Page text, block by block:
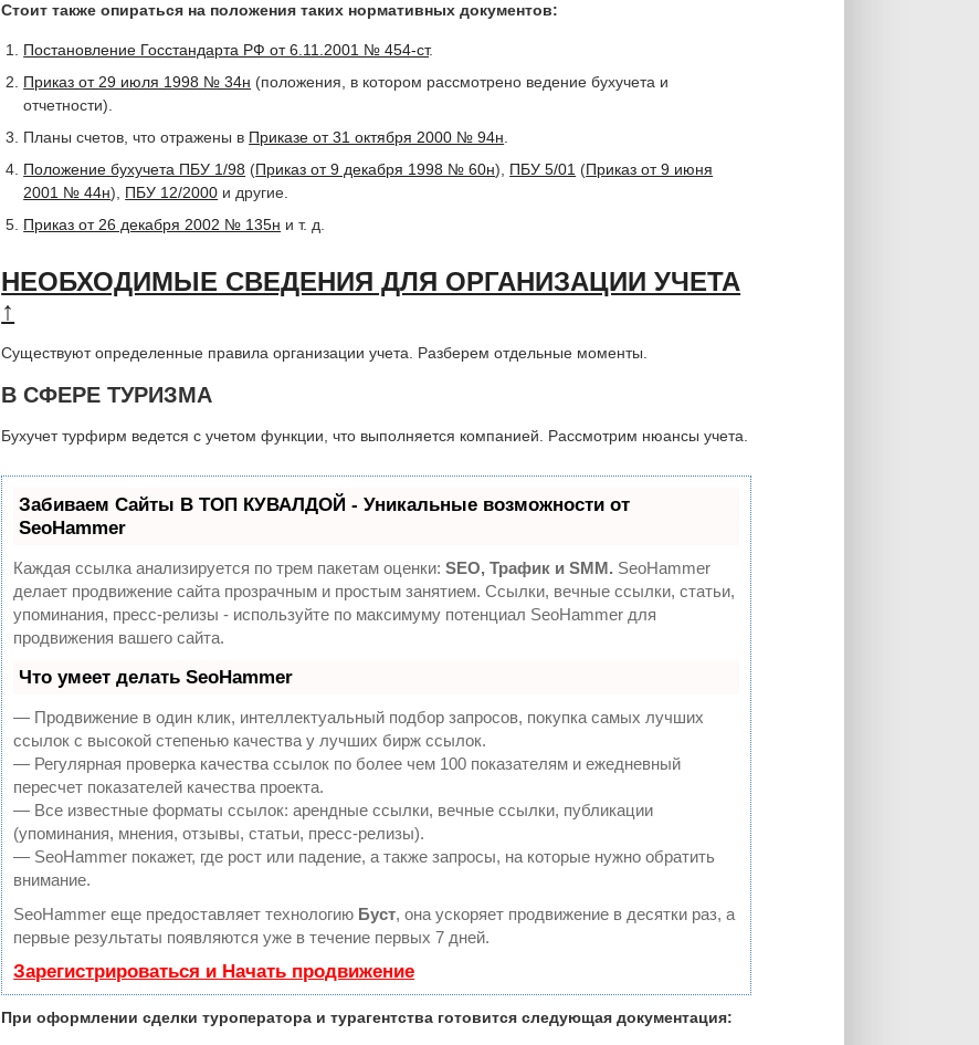
Стоит также опираться на положения таких нормативных документов:
Постановление Госстандарта РФ от 6.11.2001 № 454-ст.
Приказ от 29 июля 1998 № 34н (положения, в котором рассмотрено ведение бухучета и
отчетности).
Планы счетов, что отражены в Приказе от 31 октября 2000 № 94н
Положение бухучета ПБУ 1/98 (Приказ от 9 декабря 1998 № 60н), ПБУ 5/01 (Приказ от 9 июня
2001 № 44н), ПБУ 12/2000 и другие.
Приказ от 26 декабря 2002 № 135н и т. д.
НЕОБХОДИМЫЕ СВЕДЕНИЯ ДЛЯ ОРГАНИЗАЦИИ УЧЕТА
↑
Существуют определенные правила организации учета. Разберем отдельные моменты.
В СФЕРЕ ТУРИЗМА
Бухучет турфирм ведется с учетом функции, что выполняется компанией. Рассмотрим нюансы учета.
Забиваем Сайты В ТОП КУВАЛДОЙ - Уникальные возможности от
SeoHammer
Каждая ссылка анализируется по трем пакетам оценки:SEO, Трафик и SMM. SeoHammer
делает продвижение сайта прозрачным и простым занятием. Ссылки, вечные ссылки, статьи,
упоминания, пресс-релизы - используйте по максимуму потенциал SeoHammer для
продвижения вашего сайта.
Что умеет делать SeoHammer
— Продвижение в один клик, интеллектуальный подбор запросов, покупка самых лучших
ссылок с высокой степенью качества у лучших бирж ссылок.
— Регулярная проверка качества ссылок по более чем 100 показателям и ежедневный
пересчет показателей качества проекта.
— Все известные форматы ссылок: арендные ссылки, вечные ссылки, публикации
(упоминания, мнения, отзывы, статьи, пресс-релизы).
— SeoHammer покажет, где рост или падение, а также запросы, на которые нужно обратить
внимание.
SeoHammer еще предоставляет технологию Буст, она ускоряет продвижение в десятки раз, а
первые результаты появляются уже в течение первых 7 дней.
Зарегистрироваться и Начать продвижение
При оформлении сделки туроператора и турагентства готовится следующая документация: